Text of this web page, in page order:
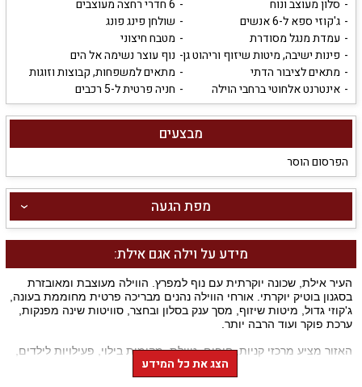
סלון מעוצב ונוח
6 חדרי רחצה מעוצבים
ג'קוזי ספא ל-6 אנשים
שולחן פינג פונג
עמדת מנגל מסודרת
מטבח חיצוני
פינות ישיבה, מיטות שיזוף וריהוט גן נוף עוצר נשימה אל הים
מתאים לציבור הדתי
מתאים למשפחות, קבוצות וזוגות
אינטרנט אלחוטי ברחבי הוילה
חניה פרטית ל-5 רכבים
מבצעים
הפרסום הוסר
מפת הגעה
מידע על וילה אגם אילת:
העיר אילת, שכונה יוקרתית עם נוף למפרץ. הווילה מעוצבת ומאובזרת
בסגנון בוטיק יוקרתי. אורחי הווילה נהנים מבריכה פרטית מחוממת בעונה,
ג'קוזי גדול, מיטות שיזוף, מסך ענק בסלון ובחצר, סוויטות שינה מפנקות,
ערכת פוקר ועוד הרבה יותר.
האזור מציע מרכזי קניות, חופים, טיילת, מקומות בילוי, פעילויות לילדים,
מועדוני שייט וצלילה, מקומות בילוי.מיקום מדהים בשכונת וילותהצג את כל המידע